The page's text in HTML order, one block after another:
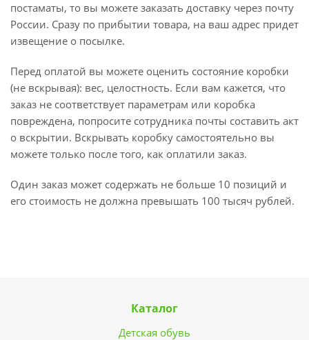
постаматы, то вы можете заказать доставку через почту
России. Сразу по прибытии товара, на ваш адрес придет
извещение о посылке.
Перед оплатой вы можете оценить состояние коробки
(не вскрывая): вес, целостность. Если вам кажется, что
заказ не соответствует параметрам или коробка
повреждена, попросите сотрудника почты составить акт
о вскрытии. Вскрывать коробку самостоятельно вы
можете только после того, как оплатили заказ.
Один заказ может содержать не больше 10 позиций и
его стоимость не должна превышать 100 тысяч рублей.
Каталог
Детская обувь